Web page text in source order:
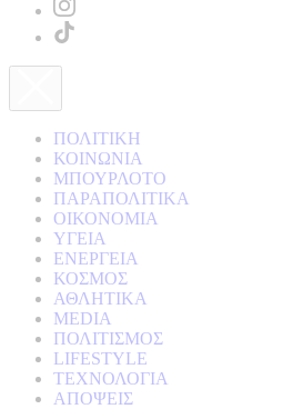
ΠΟΛΙΤΙΚΗ
ΚΟΙΝΩΝΙΑ
ΜΠΟΥΡΛΟΤΟ
ΠΑΡΑΠΟΛΙΤΙΚΑ
ΟΙΚΟΝΟΜΙΑ
ΥΓΕΙΑ
ΕΝΕΡΓΕΙΑ
ΚΟΣΜΟΣ
ΑΘΛΗΤΙΚΑ
MEDIA
ΠΟΛΙΤΙΣΜΟΣ
LIFESTYLE
ΤΕΧΝΟΛΟΓΙΑ
ΑΠΟΨΕΙΣ